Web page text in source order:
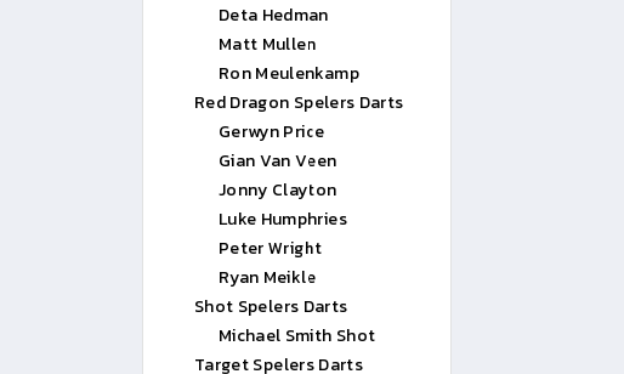
Deta Hedman
Matt Mullen
Ron Meulenkamp
Red Dragon Spelers Darts
Gerwyn Price
Gian Van Veen
Jonny Clayton
Luke Humphries
Peter Wright
Ryan Meikle
Shot Spelers Darts
Michael Smith Shot
Target Spelers Darts